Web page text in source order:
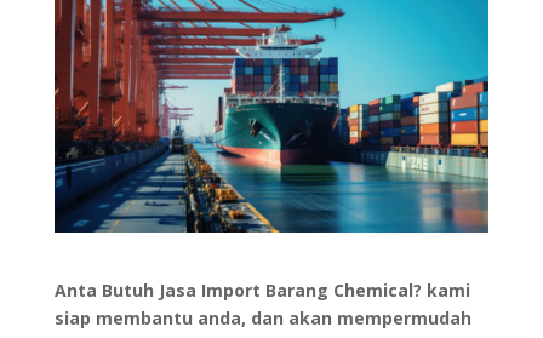
Anta Butuh Jasa Import Barang Chemical? kami
siap membantu anda, dan akan mempermudah